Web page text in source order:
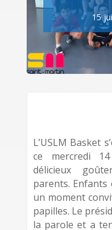
15
L’USLM Basket
ce mercredi
délicieux
parents.
un moment
papilles. Le
la parole et a